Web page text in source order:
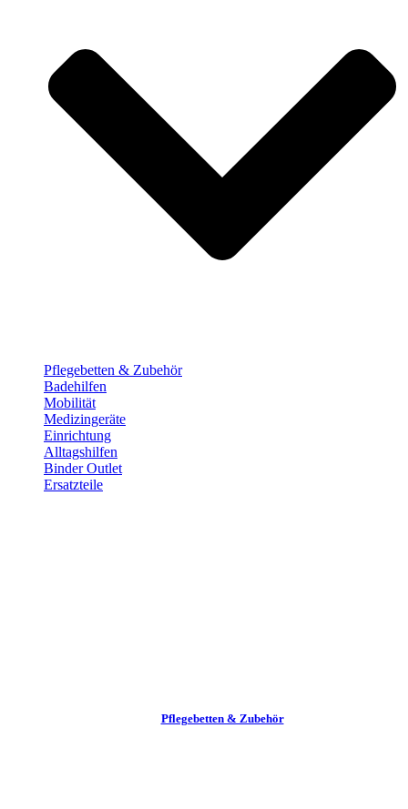
Pflege­betten & Zubehör
Badehilfen
Mobilität
Medizingeräte
Einrichtung
Alltags­hilfen
Binder Outlet
Ersatzteile
Pflege­betten & Zubehör